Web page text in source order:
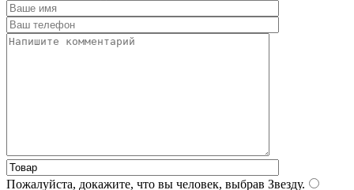
Пожалуйста, докажите, что вы человек, выбрав Звезду.